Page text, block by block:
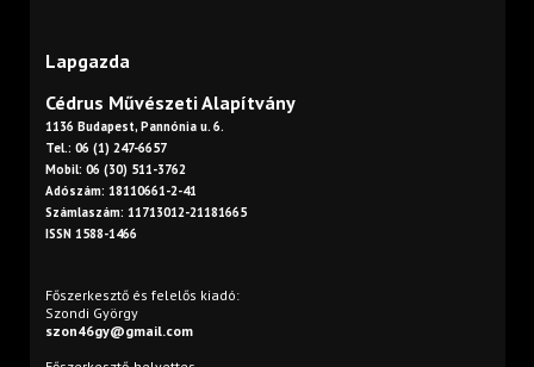
Lapgazda
Cédrus Művészeti Alapítvány
1136 Budapest, Pannónia u. 6.
Tel.: 06 (1) 247-6657
Mobil: 06 (30) 511-3762
Adószám: 18110661-2-41
Számlaszám: 11713012-21181665
ISSN 1588-1466
Főszerkesztő és felelős kiadó:
Szondi György
szon46gy@gmail.com